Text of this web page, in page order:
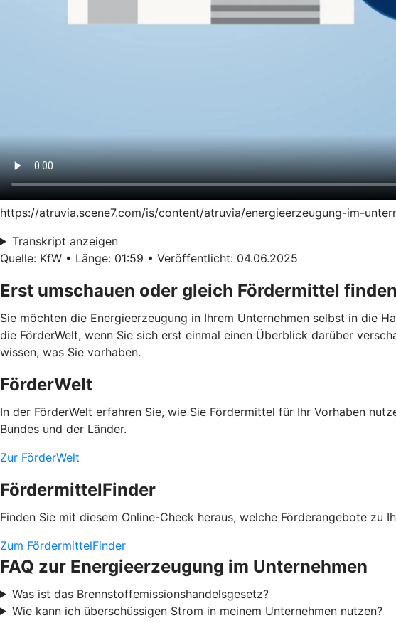
https://atruvia.scene7.com/is/content/atruvia/energieerzeugung-im-
Transkript anzeigen
Quelle: KfW • Länge: 01:59 • Veröffentlicht: 04.06.2025
Erst umschauen oder gleich Fördermittel
Sie möchten die Energieerzeugung in Ihrem Unternehmen selbst in die
die FörderWelt, wenn Sie sich erst einmal einen Überblick darüber
wissen, was Sie vorhaben.
FörderWelt
In der FörderWelt erfahren Sie, wie Sie Fördermittel für Ihr Vorhaben
Bundes und der Länder.
Zur FörderWelt
FördermittelFinder
Finden Sie mit diesem Online-Check heraus, welche Förderangebote zu
Zum FördermittelFinder
FAQ zur Energieerzeugung im Unternehmen
Was ist das Brennstoffemissionshandelsgesetz?
Wie kann ich überschüssigen Strom in meinem Unternehmen nutzen?